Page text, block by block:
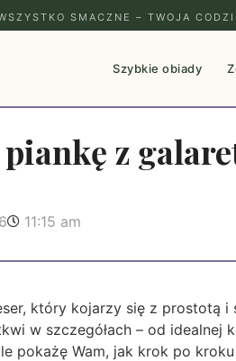
SMACZNE – TWOJA
Szybkie obiady
z
11:15 am
który kojarzy się z prostotą
w szczegółach – od
pokażę Wam, jak krok po